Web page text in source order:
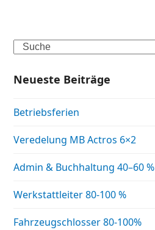
Search
Neueste Beiträge
Betriebsferien
Veredelung MB Actros 6×2
Admin & Buchhaltung 40–60 %
Werkstattleiter 80-100 %
Fahrzeugschlosser 80-100%